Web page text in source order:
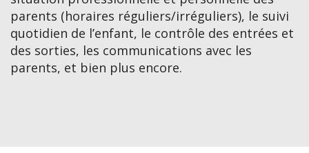
parents (horaires réguliers/irréguliers), le suivi
quotidien de l’enfant, le contrôle des entrées et
des sorties, les communications avec les
parents, et bien plus encore.